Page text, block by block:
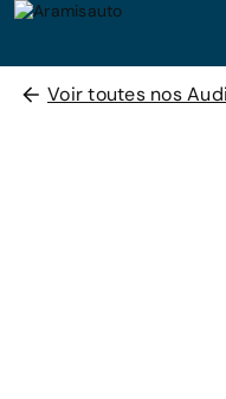
Voir toutes nos